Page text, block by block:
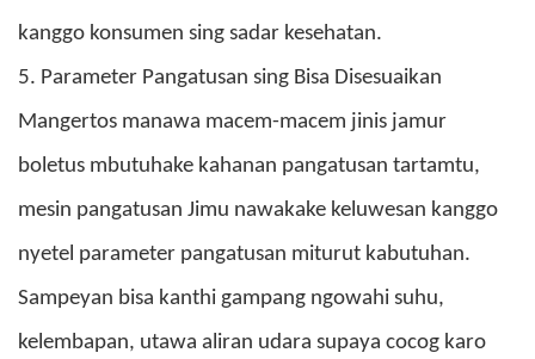
kanggo konsumen sing sadar kesehatan.
5. Parameter Pangatusan sing Bisa Disesuaikan
Mangertos manawa macem-macem jinis jamur
boletus mbutuhake kahanan pangatusan tartamtu,
mesin pangatusan Jimu nawakake keluwesan kanggo
nyetel parameter pangatusan miturut kabutuhan.
Sampeyan bisa kanthi gampang ngowahi suhu,
kelembapan, utawa aliran udara supaya cocog karo